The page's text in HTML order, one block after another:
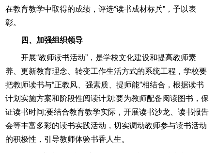
在教育教学中取得的成绩，评选“读书成材标兵”，予以表
彰。
四、加强组织领导
开展“教师读书活动”，是学校文化建设和提高教师素
养、更新教育理念、转变工作生活方式的系统工程，学校要
把教师读书与“正教风、强素质、提师能”相结合，根据读书
计划实施方案和阶段性阅读计划;要为教师配备阅读图书，保
证读书时间;要结合教育教学实际，开展读书沙龙、读书报告
会等丰富多彩的读书实践活动，切实调动教师参与读书活动
的积极性，引导教师体验书香人生。